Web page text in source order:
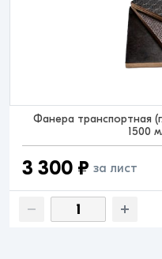
Фанера транспортная
1500
3 300 ₽ за лист